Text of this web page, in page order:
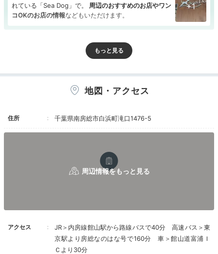
れている「Sea Dog」で。
周辺のおすすめのお店やワン
コOKのお店の情報などもいただけます。
+1
海を眺めてゆったり
地図・アクセス
住所 千葉県南房総市白浜町滝口1476-5
アクセス
JR＞内房線館山駅から路線バスで40分 高速バス＞東
京駅より房総なのはな号で160分 車＞館山道富浦Ｉ
Ｃより30分